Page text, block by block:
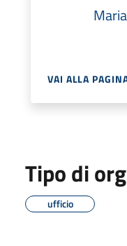
VAI ALLA
Tipo di
ufficio